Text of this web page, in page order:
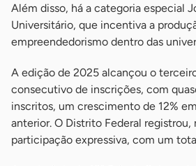
Além disso, há a categoria especial
Universitário, que incentiva a
empreendedorismo dentro das
A edição de 2025 alcançou o
consecutivo de inscrições, com
inscritos, um crescimento de 12%
anterior. O Distrito Federal registrou,
participação expressiva, com um